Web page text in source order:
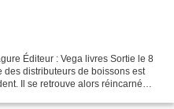
Éditeur : Vega livres Sortie le 8
distributeurs de boissons est
Il se retrouve alors réincarné